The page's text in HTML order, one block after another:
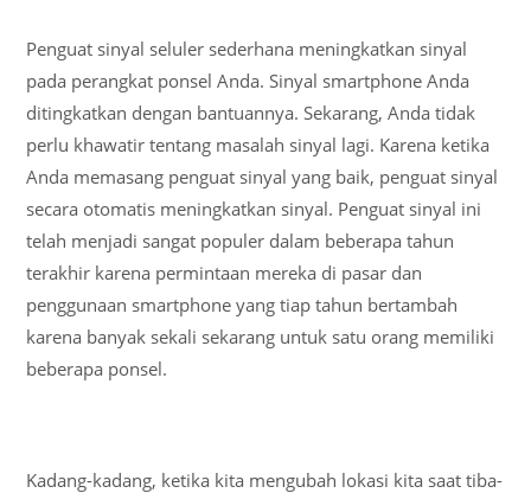
Penguat sinyal seluler sederhana meningkatkan sinyal
pada perangkat ponsel Anda. Sinyal smartphone Anda
ditingkatkan dengan bantuannya. Sekarang, Anda tidak
perlu khawatir tentang masalah sinyal lagi. Karena ketika
Anda memasang penguat sinyal yang baik, penguat sinyal
secara otomatis meningkatkan sinyal. Penguat sinyal ini
telah menjadi sangat populer dalam beberapa tahun
terakhir karena permintaan mereka di pasar dan
penggunaan smartphone yang tiap tahun bertambah
karena banyak sekali sekarang untuk satu orang memiliki
beberapa ponsel.
Kadang-kadang, ketika kita mengubah lokasi kita saat tiba-